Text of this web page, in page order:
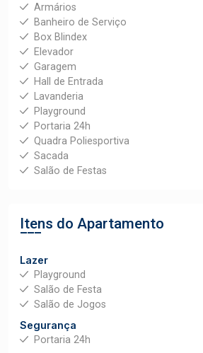
Armários
Banheiro de Serviço
Box Blindex
Elevador
Garagem
Hall de Entrada
Lavanderia
Playground
Portaria 24h
Quadra Poliesportiva
Sacada
Salão de Festas
Itens do Apartamento
Lazer
Playground
Salão de Festa
Salão de Jogos
Segurança
Portaria 24h